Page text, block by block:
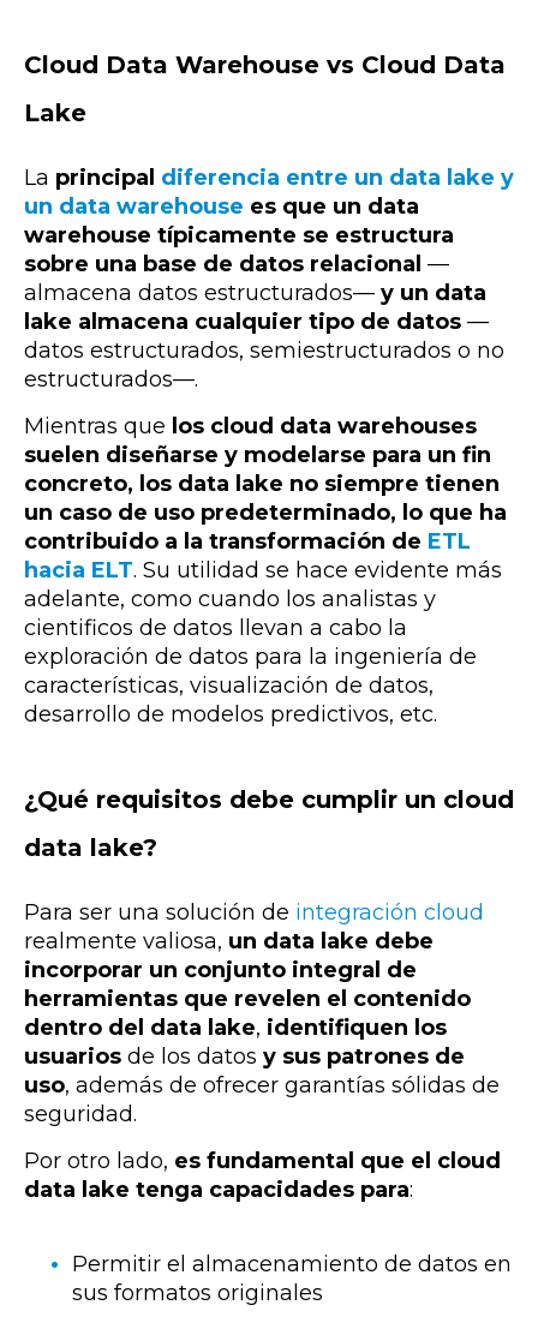
Cloud Data Warehouse vs Cloud Data
Lake
La principal diferencia entre un data lake y
un data warehouse es que un data
warehouse típicamente se estructura
sobre una base de datos relacional —
almacena datos estructurados— y un data
lake almacena cualquier tipo de datos —
datos estructurados, semiestructurados o no
estructurados—.
Mientras que los cloud data warehouses
suelen diseñarse y modelarse para un fin
concreto, los data lake no siempre tienen
un caso de uso predeterminado, lo que ha
contribuido a la transformación de ETL
hacia ELT. Su utilidad se hace evidente más
adelante, como cuando los analistas y
cientificos de datos llevan a cabo la
exploración de datos para la ingeniería de
características, visualización de datos,
desarrollo de modelos predictivos, etc.
¿Qué requisitos debe cumplir un cloud
data lake?
Para ser una solución de integración cloud
realmente valiosa, un data lake debe
incorporar un conjunto integral de
herramientas que revelen el contenido
dentro del data lake, identifiquen los
usuarios de los datos y sus patrones de
uso, además de ofrecer garantías sólidas de
seguridad.
Por otro lado, es fundamental que el cloud
data lake tenga capacidades para:
Permitir el almacenamiento de datos en
sus formatos originales